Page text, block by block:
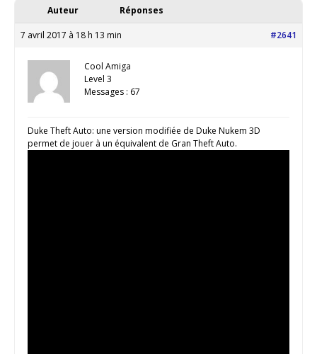
Auteur Réponses
7 avril 2017 à 18 h 13 min #2641
Cool Amiga
Level 3
Messages : 67
Duke Theft Auto: une version modifiée de Duke Nukem 3D
permet de jouer à un équivalent de Gran Theft Auto.